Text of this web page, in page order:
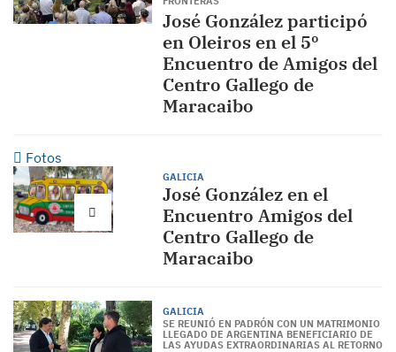
José González participó
en Oleiros en el 5º
Encuentro de Amigos del
Centro Gallego de
Maracaibo
Fotos
GALICIA
José González en el
Encuentro Amigos del
Centro Gallego de
Maracaibo
GALICIA
SE REUNIÓ EN PADRÓN CON UN MATRIMONIO
LLEGADO DE ARGENTINA BENEFICIARIO DE
LAS AYUDAS EXTRAORDINARIAS AL RETORNO